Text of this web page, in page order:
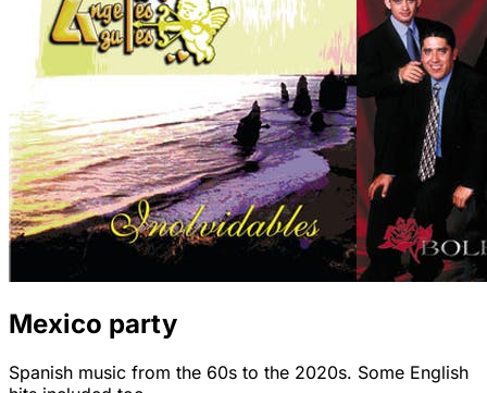
Mexico party
Spanish music from the 60s to the 2020s. Some English